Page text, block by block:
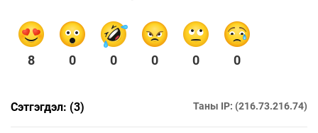
8 0 0 0 0 0
Сэтгэгдэл: (3) Таны IP: (216.73.216.74)